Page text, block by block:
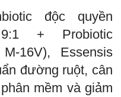
độc quyền
+ Probiotic
16V), Essensis
đường ruột, cân
mềm và giảm